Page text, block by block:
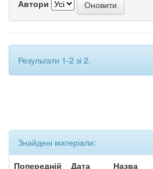
Автори
Результати 1-2 зі 2.
Знайдені матеріали:
Попередній
Дата
Назва